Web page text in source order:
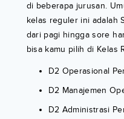
di beberapa jurusan.
kelas reguler ini adalah
dari pagi hingga sore
bisa kamu pilih di Kelas
D2 Operasional
D2 Manajemen
D2 Administrasi